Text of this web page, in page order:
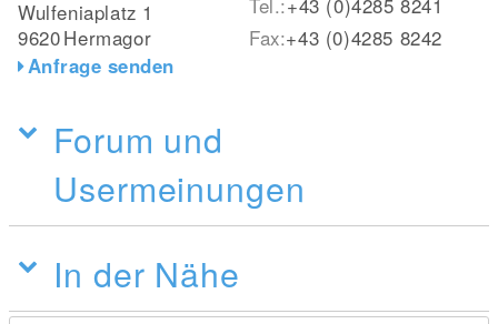
Wulfeniaplatz 1
9620Hermagor
Anfrage senden
Tel.:+43 (0)4285 8241
Fax:+43 (0)4285 8242
Forum und
Usermeinungen
In der Nähe